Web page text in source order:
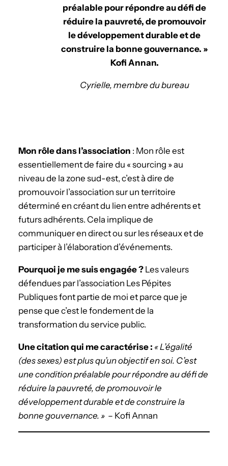
préalable pour répondre au défi de
réduire la pauvreté, de promouvoir
le développement durable et de
construire la bonne gouvernance. »
Kofi Annan.
Cyrielle, membre du bureau
Mon rôle dans l’association : Mon rôle est
essentiellement de faire du « sourcing » au
niveau de la zone sud-est, c’est à dire de
promouvoir l’association sur un territoire
déterminé en créant du lien entre adhérents et
futurs adhérents. Cela implique de
communiquer en direct ou sur les réseaux et de
participer à l’élaboration d’événements.
­Pourquoi je me suis engagée ? Les valeurs
défendues par l’association Les Pépites
Publiques font partie de moi et parce que je
pense que c’est le fondement de la
transformation du service public.
Une citation qui me caractérise : « L’égalité
(des sexes) est plus qu’un objectif en soi. C’est
une condition préalable pour répondre au défi de
réduire la pauvreté, de promouvoir le
développement durable et de construire la
bonne gouvernance. » – Kofi Annan